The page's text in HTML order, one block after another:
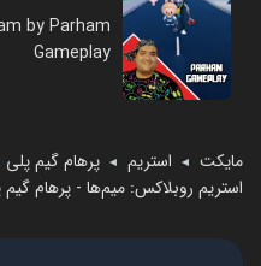
by Parham
Gameplay
مایکت ◄ استریم ◄ پرهام گیم پلی
استریم روبلاکس: میم‌ها - پرهام گیم